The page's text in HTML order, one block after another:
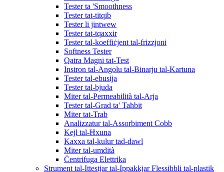
Tester ta 'Smoothness
Tester tat-titqib
Tester li jintwew
Tester tat-tqaxxir
Tester tal-koeffiċjent tal-frizzjoni
Softness Tester
Qatra Magni tat-Test
Instron tal-Angolu tal-Binarju tal-Kartuna
Tester tal-ebusija
Tester tal-bjuda
Miter tal-Permeabilità tal-Arja
Tester tal-Grad ta' Taħbit
Miter tat-Trab
Analizzatur tal-Assorbiment Cobb
Kejl tal-Ħxuna
Kaxxa tal-kulur tad-dawl
Miter tal-umdità
Ċentrifuga Elettrika
Strument tal-Ittestjar tal-Ippakkjar Flessibbli tal-plastik